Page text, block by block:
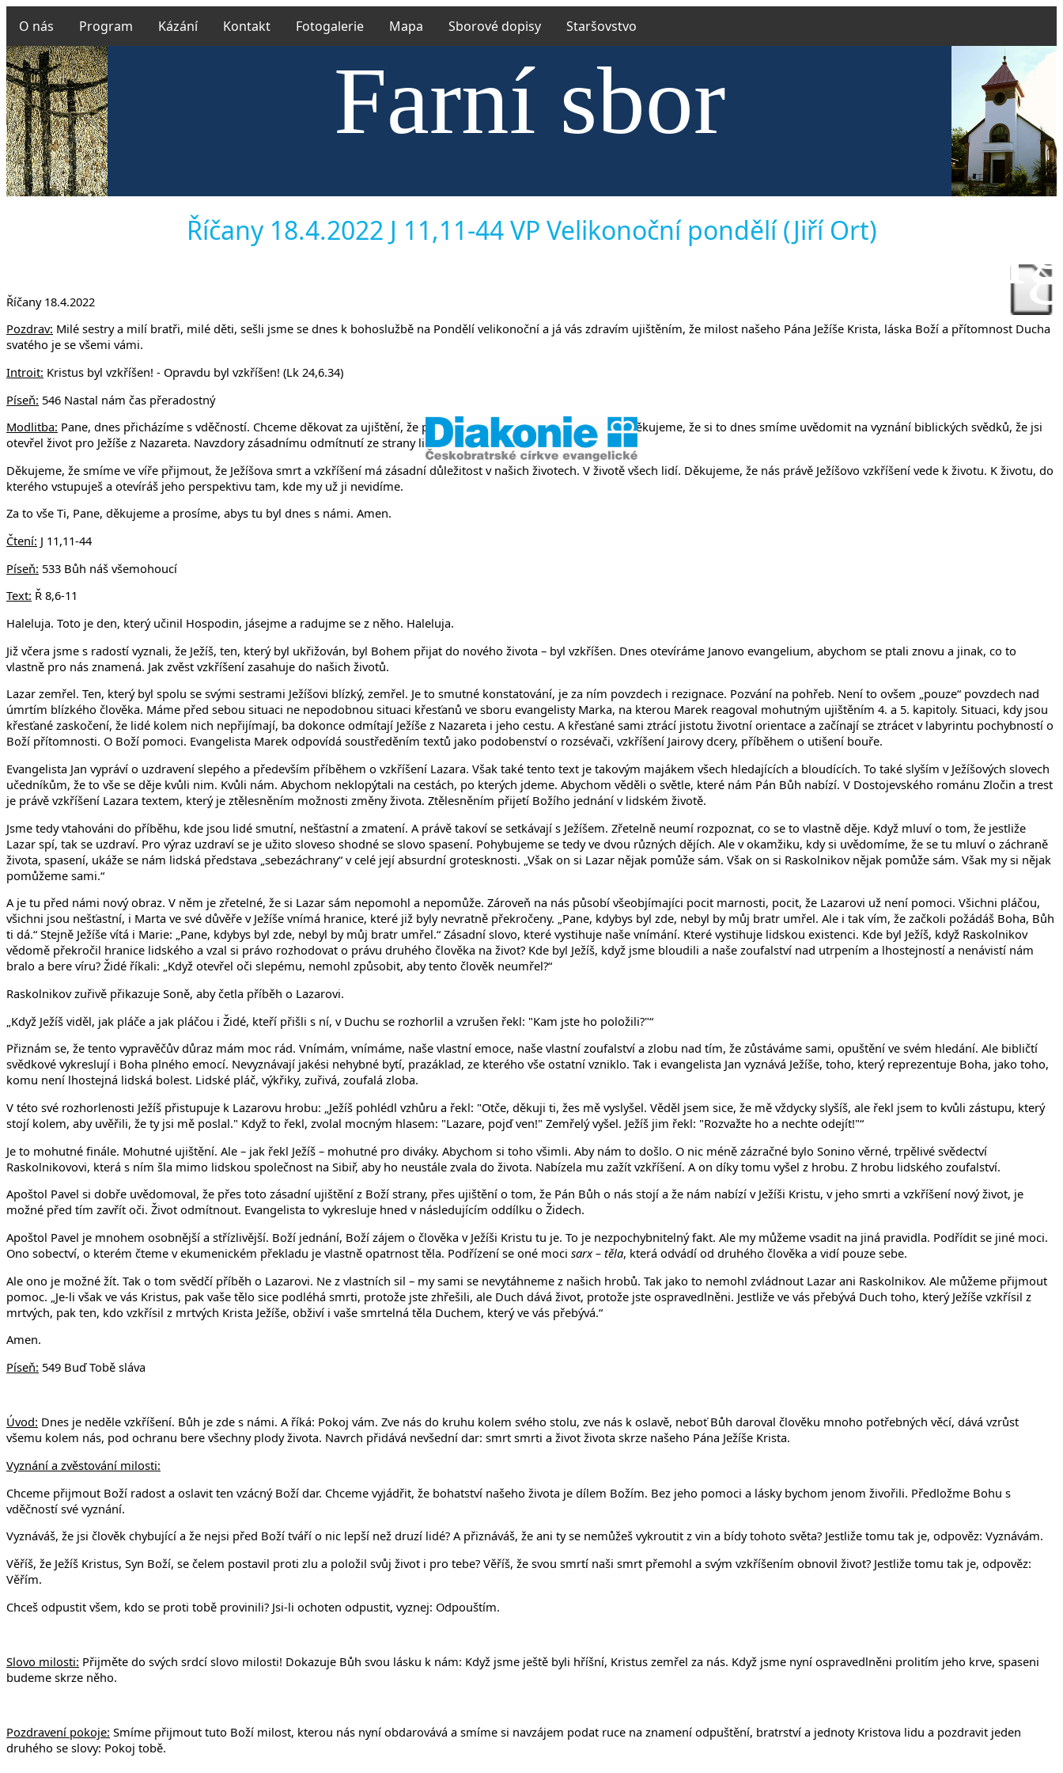
O nás Program Kázání Kontakt Fotogalerie Mapa Sborové dopisy Staršovstvo
Farní sbor
Českobratrské církve
v Uhříněvsi a Říčanech
Říčany 18.4.2022 J 11,11-44 VP Velikonoční pondělí (Jiří Ort)
Říčany 18.4.2022
Pozdrav: Milé sestry a milí bratři, milé děti, sešli jsme se dnes k bohoslužbě na Pondělí velikonoční a já vás zdravím ujištěním, že milost našeho Pána Ježíše Krista, láska Boží a přítomnost Ducha
svatého je se všemi vámi.
Introit: Kristus byl vzkříšen! - Opravdu byl vzkříšen! (Lk 24,6.34)
Píseň: 546 Nastal nám čas přeradostný
Modlitba: Pane, dnes přicházíme s vděčností. Chceme děkovat za ujištění, že před každým člověkem otevíráš život. Děkujeme, že si to dnes smíme uvědomit na vyznání biblických svědků, že jsi
otevřel život pro Ježíše z Nazareta. Navzdory zásadnímu odmítnutí ze strany lidí, které Ježíše dovedlo až na kříž.
Děkujeme, že smíme ve víře přijmout, že Ježíšova smrt a vzkříšení má zásadní důležitost v našich životech. V životě všech lidí. Děkujeme, že nás právě Ježíšovo vzkříšení vede k životu. K životu, do
kterého vstupuješ a otevíráš jeho perspektivu tam, kde my už ji nevidíme.
Za to vše Ti, Pane, děkujeme a prosíme, abys tu byl dnes s námi. Amen.
Čtení: J 11,11-44
Píseň: 533 Bůh náš všemohoucí
Text: Ř 8,6-11
Haleluja. Toto je den, který učinil Hospodin, jásejme a radujme se z něho. Haleluja.
Již včera jsme s radostí vyznali, že Ježíš, ten, který byl ukřižován, byl Bohem přijat do nového života – byl vzkříšen. Dnes otevíráme Janovo evangelium, abychom se ptali znovu a jinak, co to
vlastně pro nás znamená. Jak zvěst vzkříšení zasahuje do našich životů.
Lazar zemřel. Ten, který byl spolu se svými sestrami Ježíšovi blízký, zemřel. Je to smutné konstatování, je za ním povzdech i rezignace. Pozvání na pohřeb. Není to ovšem „pouze“ povzdech nad
úmrtím blízkého člověka. Máme před sebou situaci ne nepodobnou situaci křesťanů ve sboru evangelisty Marka, na kterou Marek reagoval mohutným ujištěním 4. a 5. kapitoly. Situaci, kdy jsou
křesťané zaskočení, že lidé kolem nich nepřijímají, ba dokonce odmítají Ježíše z Nazareta i jeho cestu. A křesťané sami ztrácí jistotu životní orientace a začínají se ztrácet v labyrintu pochybností o
Boží přítomnosti. O Boží pomoci. Evangelista Marek odpovídá soustředěním textů jako podobenství o rozsévači, vzkříšení Jairovy dcery, příběhem o utišení bouře.
Evangelista Jan vypráví o uzdravení slepého a především příběhem o vzkříšení Lazara. Však také tento text je takovým majákem všech hledajících a bloudících. To také slyším v Ježíšových slovech
učedníkům, že to vše se děje kvůli nim. Kvůli nám. Abychom neklopýtali na cestách, po kterých jdeme. Abychom věděli o světle, které nám Pán Bůh nabízí. V Dostojevského románu Zločin a trest
je právě vzkříšení Lazara textem, který je ztělesněním možnosti změny života. Ztělesněním přijetí Božího jednání v lidském životě.
Jsme tedy vtahováni do příběhu, kde jsou lidé smutní, nešťastní a zmatení. A právě takoví se setkávají s Ježíšem. Zřetelně neumí rozpoznat, co se to vlastně děje. Když mluví o tom, že jestliže
Lazar spí, tak se uzdraví. Pro výraz uzdraví se je užito sloveso shodné se slovo spasení. Pohybujeme se tedy ve dvou různých dějích. Ale v okamžiku, kdy si uvědomíme, že se tu mluví o záchraně
života, spasení, ukáže se nám lidská představa „sebezáchrany“ v celé její absurdní grotesknosti. „Však on si Lazar nějak pomůže sám. Však on si Raskolnikov nějak pomůže sám. Však my si nějak
pomůžeme sami.“
A je tu před námi nový obraz. V něm je zřetelné, že si Lazar sám nepomohl a nepomůže. Zároveň na nás působí všeobjímajíci pocit marnosti, pocit, že Lazarovi už není pomoci. Všichni pláčou,
všichni jsou nešťastní, i Marta ve své důvěře v Ježíše vnímá hranice, které již byly nevratně překročeny. „Pane, kdybys byl zde, nebyl by můj bratr umřel. Ale i tak vím, že začkoli požádáš Boha, Bůh
ti dá.“ Stejně Ježíše vítá i Marie: „Pane, kdybys byl zde, nebyl by můj bratr umřel.“ Zásadní slovo, které vystihuje naše vnímání. Které vystihuje lidskou existenci. Kde byl Ježíš, když Raskolnikov
vědomě překročil hranice lidského a vzal si právo rozhodovat o právu druhého člověka na život? Kde byl Ježíš, když jsme bloudili a naše zoufalství nad utrpením a lhostejností a nenávistí nám
bralo a bere víru? Židé říkali: „Když otevřel oči slepému, nemohl způsobit, aby tento člověk neumřel?“
Raskolnikov zuřivě přikazuje Soně, aby četla příběh o Lazarovi.
„Když Ježíš viděl, jak pláče a jak pláčou i Židé, kteří přišli s ní, v Duchu se rozhorlil a vzrušen řekl: "Kam jste ho položili?"“
Přiznám se, že tento vypravěčův důraz mám moc rád. Vnímám, vnímáme, naše vlastní emoce, naše vlastní zoufalství a zlobu nad tím, že zůstáváme sami, opuštění ve svém hledání. Ale bibličtí
svědkové vykreslují i Boha plného emocí. Nevyznávají jakési nehybné bytí, prazáklad, ze kterého vše ostatní vzniklo. Tak i evangelista Jan vyznává Ježíše, toho, který reprezentuje Boha, jako toho,
komu není lhostejná lidská bolest. Lidské pláč, výkřiky, zuřivá, zoufalá zloba.
V této své rozhorlenosti Ježíš přistupuje k Lazarovu hrobu: „Ježíš pohlédl vzhůru a řekl: "Otče, děkuji ti, žes mě vyslyšel. Věděl jsem sice, že mě vždycky slyšíš, ale řekl jsem to kvůli zástupu, který
stojí kolem, aby uvěřili, že ty jsi mě poslal." Když to řekl, zvolal mocným hlasem: "Lazare, pojď ven!" Zemřelý vyšel. Ježíš jim řekl: "Rozvažte ho a nechte odejít!"“
Je to mohutné finále. Mohutné ujištění. Ale – jak řekl Ježíš – mohutné pro diváky. Abychom si toho všimli. Aby nám to došlo. O nic méně zázračné bylo Sonino věrné, trpělivé svědectví
Raskolnikovovi, která s ním šla mimo lidskou společnost na Sibiř, aby ho neustále zvala do života. Nabízela mu zažít vzkříšení. A on díky tomu vyšel z hrobu. Z hrobu lidského zoufalství.
Apoštol Pavel si dobře uvědomoval, že přes toto zásadní ujištění z Boží strany, přes ujištění o tom, že Pán Bůh o nás stojí a že nám nabízí v Ježíši Kristu, v jeho smrti a vzkříšení nový život, je
možné před tím zavřít oči. Život odmítnout. Evangelista to vykresluje hned v následujícím oddílku o Židech.
Apoštol Pavel je mnohem osobnější a střízlivější. Boží jednání, Boží zájem o člověka v Ježíši Kristu tu je. To je nezpochybnitelný fakt. Ale my můžeme vsadit na jiná pravidla. Podřídit se jiné moci.
Ono sobectví, o kterém čteme v ekumenickém překladu je vlastně opatrnost těla. Podřízení se oné moci sarx – těla, která odvádí od druhého člověka a vidí pouze sebe.
Ale ono je možné žít. Tak o tom svědčí příběh o Lazarovi. Ne z vlastních sil – my sami se nevytáhneme z našich hrobů. Tak jako to nemohl zvládnout Lazar ani Raskolnikov. Ale můžeme přijmout
pomoc. „Je-li však ve vás Kristus, pak vaše tělo sice podléhá smrti, protože jste zhřešili, ale Duch dává život, protože jste ospravedlněni. Jestliže ve vás přebývá Duch toho, který Ježíše vzkřísil z
mrtvých, pak ten, kdo vzkřísil z mrtvých Krista Ježíše, obživí i vaše smrtelná těla Duchem, který ve vás přebývá.“
Amen.
Píseň: 549 Buď Tobě sláva
Úvod: Dnes je neděle vzkříšení. Bůh je zde s námi. A říká: Pokoj vám. Zve nás do kruhu kolem svého stolu, zve nás k oslavě, neboť Bůh daroval člověku mnoho potřebných věcí, dává vzrůst
všemu kolem nás, pod ochranu bere všechny plody života. Navrch přidává nevšední dar: smrt smrti a život života skrze našeho Pána Ježíše Krista.
Vyznání a zvěstování milosti:
Chceme přijmout Boží radost a oslavit ten vzácný Boží dar. Chceme vyjádřit, že bohatství našeho života je dílem Božím. Bez jeho pomoci a lásky bychom jenom živořili. Předložme Bohu s
vděčností své vyznání.
Vyznáváš, že jsi člověk chybující a že nejsi před Boží tváří o nic lepší než druzí lidé? A přiznáváš, že ani ty se nemůžeš vykroutit z vin a bídy tohoto světa? Jestliže tomu tak je, odpověz: Vyznávám.
Věříš, že Ježíš Kristus, Syn Boží, se čelem postavil proti zlu a položil svůj život i pro tebe? Věříš, že svou smrtí naši smrt přemohl a svým vzkříšením obnovil život? Jestliže tomu tak je, odpověz:
Věřím.
Chceš odpustit všem, kdo se proti tobě provinili? Jsi-li ochoten odpustit, vyznej: Odpouštím.
Slovo milosti: Přijměte do svých srdcí slovo milosti! Dokazuje Bůh svou lásku k nám: Když jsme ještě byli hříšní, Kristus zemřel za nás. Když jsme nyní ospravedlněni prolitím jeho krve, spaseni
budeme skrze něho.
Pozdravení pokoje: Smíme přijmout tuto Boží milost, kterou nás nyní obdarovává a smíme si navzájem podat ruce na znamení odpuštění, bratrství a jednoty Kristova lidu a pozdravit jeden
druhého se slovy: Pokoj tobě.